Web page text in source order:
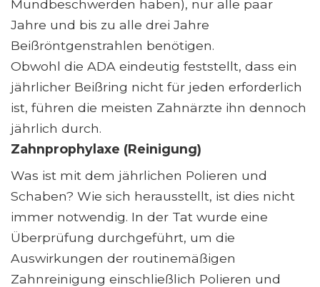
Mundbeschwerden haben), nur alle paar
Jahre und bis zu alle drei Jahre
Beißröntgenstrahlen benötigen.
Obwohl die ADA eindeutig feststellt, dass ein
jährlicher Beißring nicht für jeden erforderlich
ist, führen die meisten Zahnärzte ihn dennoch
jährlich durch.
Zahnprophylaxe (Reinigung)
Was ist mit dem jährlichen Polieren und
Schaben? Wie sich herausstellt, ist dies nicht
immer notwendig. In der Tat wurde eine
Überprüfung durchgeführt, um die
Auswirkungen der routinemäßigen
Zahnreinigung einschließlich Polieren und